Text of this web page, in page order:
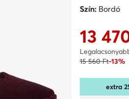
Szín:Bordó
Aktuális ár 13
13
15 560 Ft-13%
extra